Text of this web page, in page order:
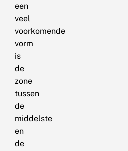
een
veel
voorkomende
vorm
is
de
zone
tussen
de
middelste
en
de